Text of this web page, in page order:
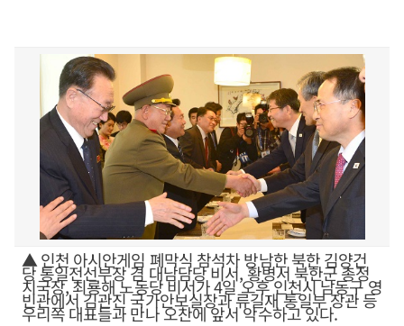
▲ 인천 아시안게임 폐막식 참석차 방남한 북한 김양건
당 통일전선부장 겸 대남담당 비서, 황병서 북한군 총정
치국장, 최룡해 노동당 비서가 4일 오후 인천시 남동구 영
빈관에서 김관진 국가안보실장과 류길재 통일부 장관 등
우리쪽 대표들과 만나 오찬에 앞서 악수하고 있다.